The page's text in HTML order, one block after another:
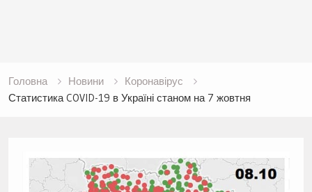
Головна Новини
Коронавірус
Статистика COVID-19 в Україні станом на 7 жовтня